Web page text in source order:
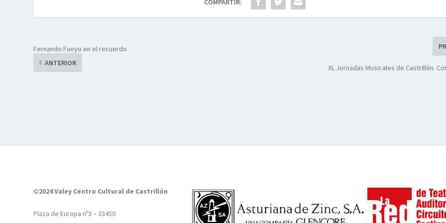
Fernando Fueyo en el recuerdo
ANTERIOR
XL Jornadas Musicales de Castrillón.
©2024 Valey Centro Cultural de Castrillón
Plaza de Europa nº3 – 33450